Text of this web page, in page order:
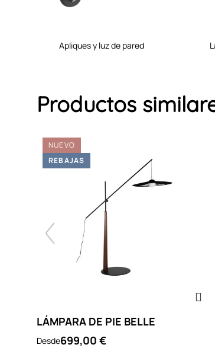
apliques y luz de pared
Productos
LÁMPARA DE PIE BELLE
Desde699,00 €
NUEVO
REBAJAS